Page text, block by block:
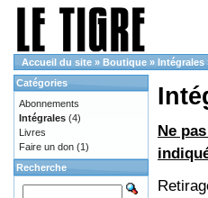
Accueil du site » Boutique » Intégrales
Ne
Catégories
Abonnements
Intégrales (4)
Livres
Faire un don (1)
Recherche